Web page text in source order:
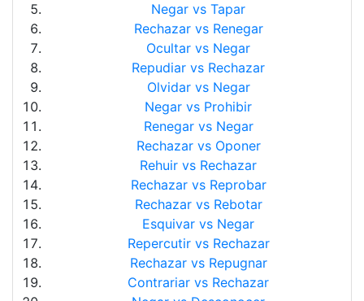
Negar vs Tapar
Rechazar vs Renegar
Ocultar vs Negar
Repudiar vs Rechazar
Olvidar vs Negar
Negar vs Prohibir
Renegar vs Negar
Rechazar vs Oponer
Rehuir vs Rechazar
Rechazar vs Reprobar
Rechazar vs Rebotar
Esquivar vs Negar
Repercutir vs Rechazar
Rechazar vs Repugnar
Contrariar vs Rechazar